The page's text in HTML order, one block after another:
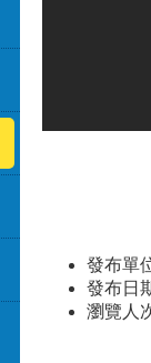
發布單
發布日
瀏覽人